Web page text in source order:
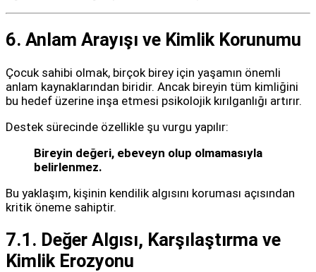
6. Anlam Arayışı ve Kimlik Korunumu
Çocuk sahibi olmak, birçok birey için yaşamın önemli
anlam kaynaklarından biridir. Ancak bireyin tüm kimliğini
bu hedef üzerine inşa etmesi psikolojik kırılganlığı artırır.
Destek sürecinde özellikle şu vurgu yapılır:
Bireyin değeri, ebeveyn olup olmamasıyla
belirlenmez.
Bu yaklaşım, kişinin kendilik algısını koruması açısından
kritik öneme sahiptir.
7.1. Değer Algısı, Karşılaştırma ve
Kimlik Erozyonu